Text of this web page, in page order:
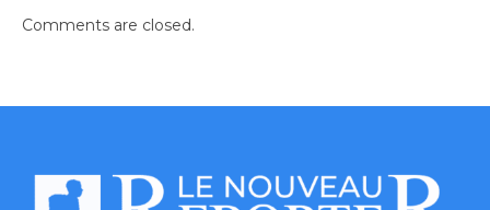
Comments are closed.